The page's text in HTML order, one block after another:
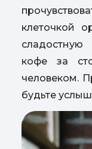
клеточкой
сладостную
кофе за
человеком.
будьте